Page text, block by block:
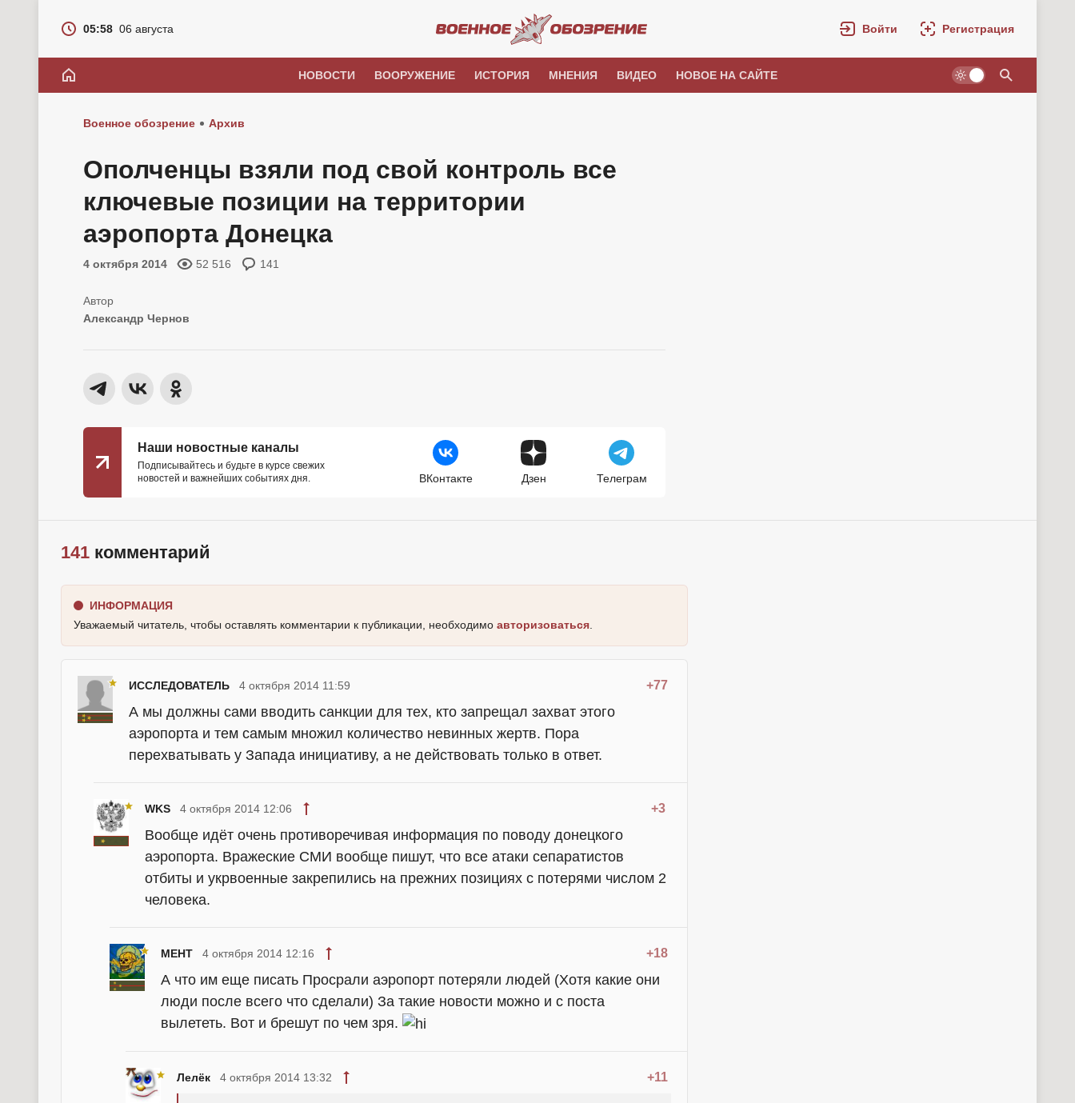
05:58 06 августа Войти Регистрация
НОВОСТИ ВООРУЖЕНИЕ ИСТОРИЯ МНЕНИЯ ВИДЕО НОВОЕ НА САЙТЕ
Военное обозрение Архив
Ополченцы взяли под свой контроль все
ключевые позиции на территории
аэропорта Донецка
4 октября 2014 52 516 141
Александр Чернов
Наши новостные каналы
Подписывайтесь и будьте в курсе свежих
новостей и важнейших событиях дня.
ВКонтакте Дзен Телеграм
141 комментарий
ИНФОРМАЦИЯ
Уважаемый читатель, чтобы оставлять комментарии к публикации, необходимо авторизоваться
ИССЛЕДОВАТЕЛЬ +77
4 октября 2014 11:59
А мы должны сами вводить санкции для тех, кто запрещал захват этого
аэропорта и тем самым множил количество невинных жертв. Пора
перехватывать у Запада инициативу, а не действовать только в ответ.
WKS +3
4 октября 2014 12:06
Вообще идёт очень противоречивая информация по поводу донецкого
аэропорта. Вражеские СМИ вообще пишут, что все атаки сепаратистов
отбиты и укрвоенные закрепились на прежних позициях с потерями числом 2
человека.
MEHT +18
4 октября 2014 12:16
А что им еще писать Просрали аэропорт потеряли людей (Хотя какие они
люди после всего что сделали) За такие новости можно и с поста
вылететь. Вот и брешут по чем зря.
Лелёк +11
4 октября 2014 13:32